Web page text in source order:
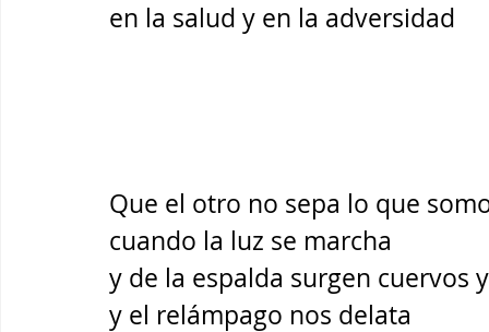
en la salud y en la adversidad
Que el otro no sepa lo que
cuando la luz se marcha
y de la espalda surgen cuervos
y el relámpago nos delata